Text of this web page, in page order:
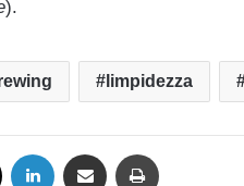
).
limpidezza
LinkedIn Condividi via mail